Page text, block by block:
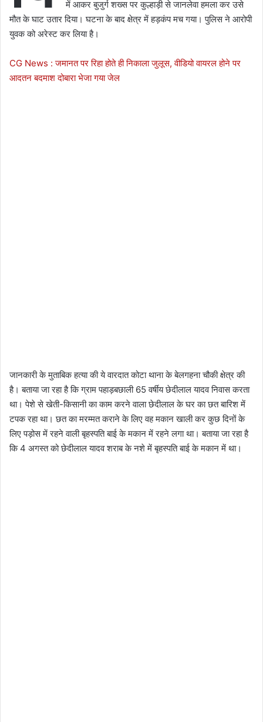
में आकर बुजुर्ग शख्स पर कुल्हाड़ी से जानलेवा हमला कर उसे
मौत के घाट उतार दिया। घटना के बाद क्षेत्र में हड़कंप मच गया। पुलिस ने आरोपी
युवक को अरेस्ट कर लिया है।
CG News : जमानत पर रिहा होते ही निकाला जुलूस, वीडियो वायरल होने पर
आदतन बदमाश दोबारा भेजा गया जेल
जानकारी के मुताबिक हत्या की ये वारदात कोटा थाना के बेलगहना चौकी क्षेत्र की
है। बताया जा रहा है कि ग्राम पहाड़बछाली 65 वर्षीय छेदीलाल यादव निवास करता
था। पेशे से खेती-किसानी का काम करने वाला छेदीलाल के घर का छत बारिश में
टपक रहा था। छत का मरम्मत कराने के लिए वह मकान खाली कर कुछ दिनों के
लिए पड़ोस में रहने वाली बृहस्पति बाई के मकान में रहने लगा था। बताया जा रहा है
कि 4 अगस्त को छेदीलाल यादव शराब के नशे में बृहस्पति बाई के मकान में था।